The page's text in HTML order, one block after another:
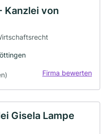
Kanzlei von
Firma bewerten
Gisela Lampe